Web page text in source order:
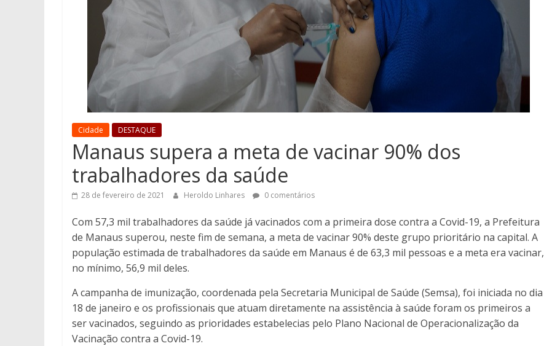
Cidade DESTAQUE
Manaus supera a meta de vacinar 90% dos
trabalhadores da saúde
28 de fevereiro de 2021 Heroldo Linhares 0 comentários
Com 57,3 mil trabalhadores da saúde já vacinados com a primeira dose contra a Covid-19, a Prefeitura
de Manaus superou, neste fim de semana, a meta de vacinar 90% deste grupo prioritário na capital. A
população estimada de trabalhadores da saúde em Manaus é de 63,3 mil pessoas e a meta era vacinar,
no mínimo, 56,9 mil deles.
A campanha de imunização, coordenada pela Secretaria Municipal de Saúde (Semsa), foi iniciada no dia
18 de janeiro e os profissionais que atuam diretamente na assistência à saúde foram os primeiros a
ser vacinados, seguindo as prioridades estabelecias pelo Plano Nacional de Operacionalização da
Vacinação contra a Covid-19.